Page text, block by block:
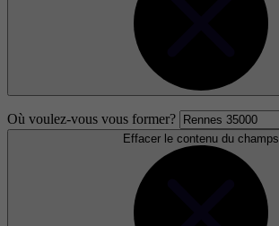
Où voulez-vous vous former?
Effacer le contenu du champs